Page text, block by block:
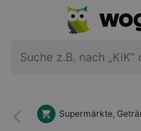
Zurück
Supermärkte,